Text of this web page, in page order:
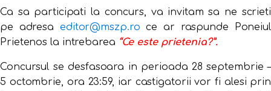
Ca sa participati la concurs, va invitam sa ne scrieti
pe adresa editor@mszp.ro ce ar raspunde Poneiul
Prietenos la intrebarea “Ce este prietenia?”.
Concursul se desfasoara in perioada 28 septembrie –
5 octombrie, ora 23:59, iar castigatorii vor fi alesi prin